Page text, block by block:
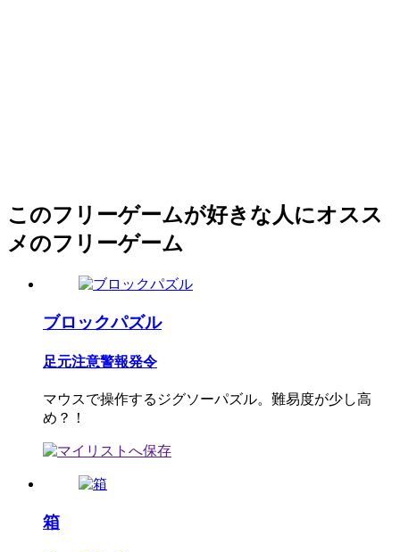
このフリーゲームが好きな人にオスス
メのフリーゲーム
ブロックパズル
足元注意警報発令
マウスで操作するジグソーパズル。難易度が少し高
め？！
箱